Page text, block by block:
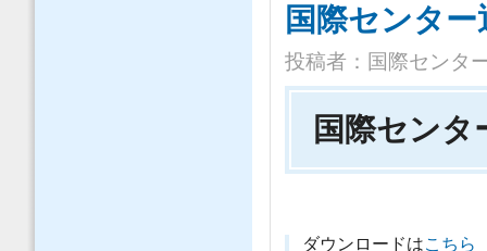
国際センター
投稿者： 国際センタ
国際センタ
ダウンロードはこちら